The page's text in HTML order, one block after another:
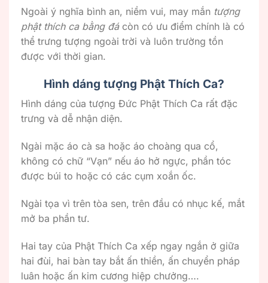
Ngoài ý nghĩa bình an, niềm vui, may mắn tượng
phật thích ca bằng đá còn có ưu điểm chính là có
thể trưng tượng ngoài trời và luôn trường tồn
được với thời gian.
Hình dáng tượng Phật Thích Ca?
Hình dáng của tượng Đức Phật Thích Ca rất đặc
trưng và dễ nhận diện.
Ngài mặc áo cà sa hoặc áo choàng qua cổ,
không có chữ “Vạn” nếu áo hở ngực, phần tóc
được búi to hoặc có các cụm xoắn ốc.
Ngài tọa vì trên tòa sen, trên đầu có nhục kế, mắt
mở ba phần tư.
Hai tay của Phật Thích Ca xếp ngay ngắn ở giữa
hai đùi, hai bàn tay bắt ấn thiền, ấn chuyển pháp
luân hoặc ấn kim cương hiệp chưởng….